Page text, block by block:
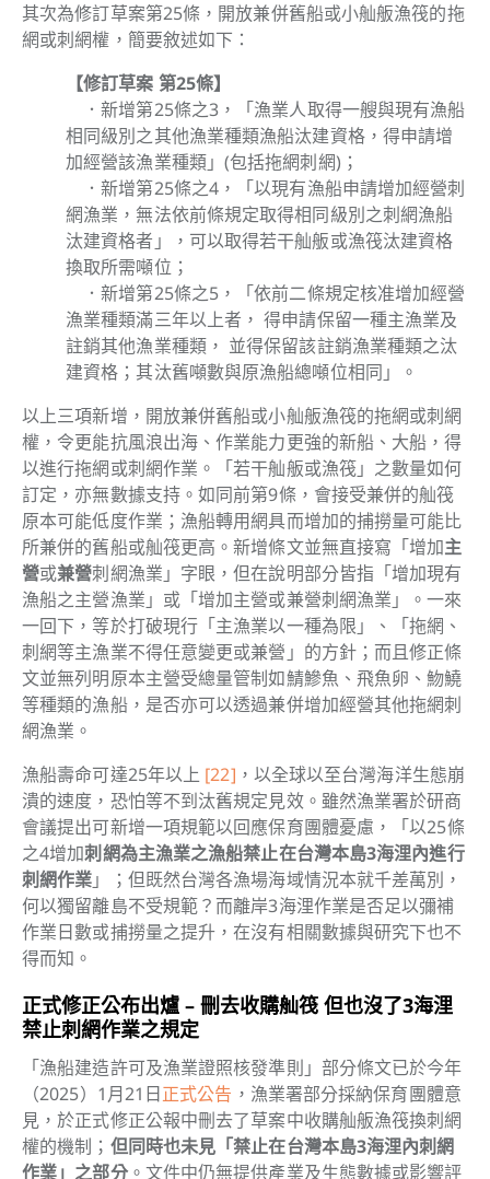
其次為修訂草案第25條， 開放兼併舊船或小舢舨漁筏的拖
網或刺網權 ，簡要敘述如下：
【修訂草案 第25條】
．新增第25條之3，「漁業人取得一艘與現有漁船
相同級別之其他漁業種類漁船汰建資格，得申請增
加經營該漁業種類」(包括拖網刺網)；
．新增第25條之4，「以現有漁船申請增加經營刺
網漁業，無法依前條規定取得相同級別之刺網漁船
汰建資格者」，可以取得若干舢舨或漁筏汰建資格
換取所需噸位；
．新增第25條之5，「依前二條規定核准增加經營
漁業種類滿三年以上者， 得申請保留一種主漁業及
註銷其他漁業種類， 並得保留該註銷漁業種類之汰
建資格；其汰舊噸數與原漁船總噸位相同」。
以上三項新增，開放兼併舊船或小舢舨漁筏的拖網或刺網
權，令更能抗風浪出海、作業能力更強的新船、大船，得
以進行拖網或刺網作業。「若干舢舨或漁筏」之數量如何
訂定，亦無數據支持。如同前第9條，會接受兼併的舢筏
原本可能低度作業；漁船轉用網具而增加的捕撈量可能比
所兼併的舊船或舢筏更高。新增條文並無直接寫「增加主
營或兼營刺網漁業」字眼，但在說明部分皆指「增加現有
漁船之主營漁業」或「增加主營或兼營刺網漁業」。一來
一回下，等於打破現行「主漁業以一種為限」、「拖網、
刺網等主漁業不得任意變更或兼營」的方針；而且修正條
文並無列明原本主營受總量管制如鯖鰺魚、飛魚卵、魩鱙
等種類的漁船，是否亦可以透過兼併增加經營其他拖網刺
網漁業。
漁船壽命可達25年以上 [22] ，以全球以至台灣海洋生態崩
潰的速度，恐怕等不到汰舊規定見效。 雖然漁業署於研商
會議提出可新增一項規範以回應保育團體憂慮，「以25條
之4增加刺網為主漁業之漁船禁止在台灣本島3海浬內進行
刺網作業」；但既然台灣各漁場海域情況本就千差萬別，
何以獨留離島不受規範？而離岸3海浬作業是否足以彌補
作業日數或捕撈量之提升，在沒有相關數據與研究下也不
得而知。
正式修正公布出爐 – 刪去收購舢筏 但也沒了3海浬
禁止刺網作業之規定
「漁船建造許可及漁業證照核發準則」部分條文已於今年
（2025）1月21日正式公告 ，漁業署部分採納保育團體意
見，於正式修正公報中刪去了草案中收購舢舨漁筏換刺網
權的機制； 但同時也未見「禁止在台灣本島3海浬內刺網
作業」之部分。 文件中仍無提供產業及生態數據或影響評